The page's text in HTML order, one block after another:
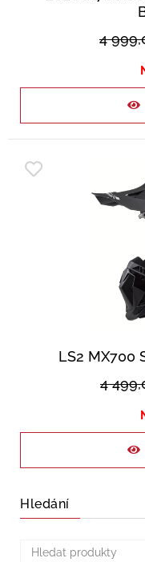
4
LS2 MX700
4
Hledání